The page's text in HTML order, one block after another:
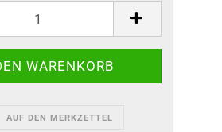
AUF DEN MERKZETTEL